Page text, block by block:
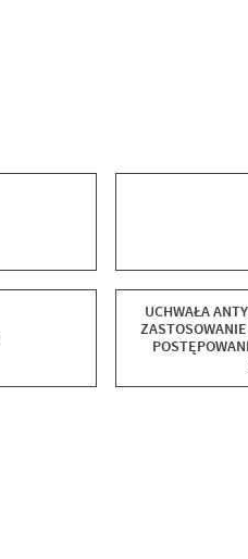
UCHWAŁA